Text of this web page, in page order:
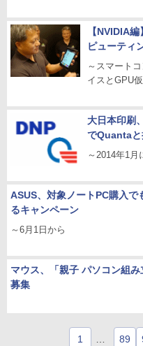
【NVIDIA
ピューティ
～スマート
イスとGPU
大日本印刷
でQuantaと
～2014年1月
ASUS、対象ノートPC購入で
るキャンペーン
～6月1日から
マウス、「親子 パソコン組
募集
1 89